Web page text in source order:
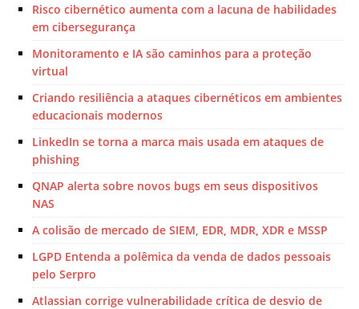
Risco cibernético aumenta com a lacuna de habilidades
em cibersegurança
Monitoramento e IA são caminhos para a proteção
virtual
Criando resiliência a ataques cibernéticos em ambientes
educacionais modernos
LinkedIn se torna a marca mais usada em ataques de
phishing
QNAP alerta sobre novos bugs em seus dispositivos
NAS
A colisão de mercado de SIEM, EDR, MDR, XDR e MSSP
LGPD Entenda a polêmica da venda de dados pessoais
pelo Serpro
Atlassian corrige vulnerabilidade crítica de desvio de